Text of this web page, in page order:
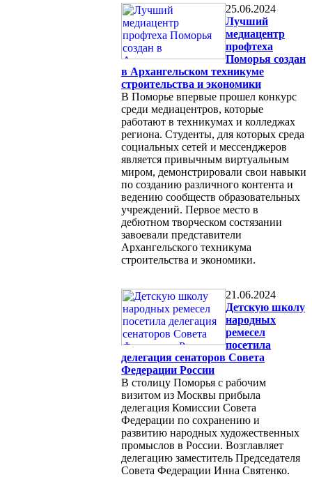
25.06.2024
Лучший
медиацентр
профтеха
Поморья создан
в Архангельском техникуме
строительства и экономики
В Поморье впервые прошел конкурс
среди медиацентров, которые
работают в техникумах и колледжах
региона. Студенты, для которых среда
социальных сетей и мессенджеров
является привычным виртуальным
миром, демонстрировали свои навыки
по созданию различного контента и
ведению сообществ образовательных
учреждений. Первое место в
дебютном творческом состязании
завоевали представители
Архангельского техникума
строительства и экономики.
21.06.2024
Детскую школу
народных
ремесел
посетила
делегация сенаторов Совета
Федерации России
В столицу Поморья с рабочим
визитом из Москвы прибыла
делегация Комиссии Совета
Федерации по сохранению и
развитию народных художественных
промыслов в России. Возглавляет
делегацию заместитель Председателя
Совета Федерации Инна Святенко.